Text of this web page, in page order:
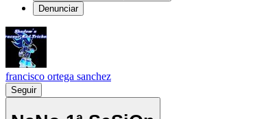
Denunciar
francisco ortega sanchez
Seguir